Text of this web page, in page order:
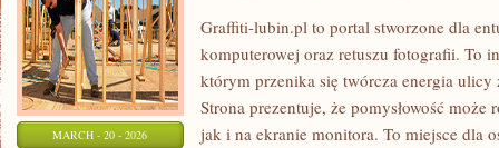
MARCH - 20 - 2026
Graffiti-lubin.pl to portal stworzone dla
komputerowej oraz retuszu fotografii. To
którym przenika się twórcza energia
Strona prezentuje, że pomysłowość
jak i na ekranie monitora. To miejsce dla